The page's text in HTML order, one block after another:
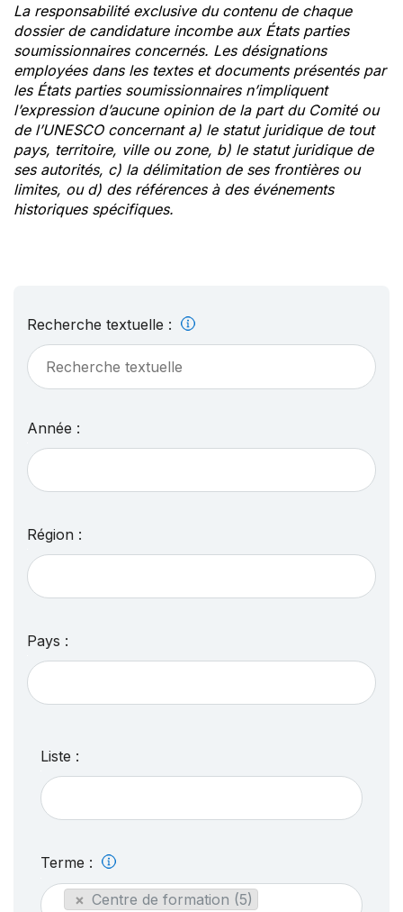
La responsabilité exclusive du contenu de chaque
dossier de candidature incombe aux États parties
soumissionnaires concernés. Les désignations
employées dans les textes et documents présentés par
les États parties soumissionnaires n’impliquent
l’expression d’aucune opinion de la part du Comité ou
de l’UNESCO concernant a) le statut juridique de tout
pays, territoire, ville ou zone, b) le statut juridique de
ses autorités, c) la délimitation de ses frontières ou
limites, ou d) des références à des événements
historiques spécifiques.
Recherche textuelle :
Année :
Région :
Pays :
Liste :
Terme :
× Centre de formation (5)